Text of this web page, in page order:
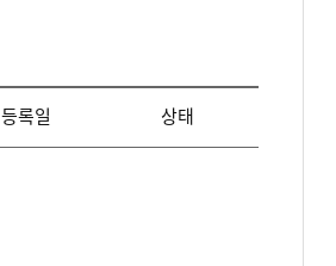
등록일 상태